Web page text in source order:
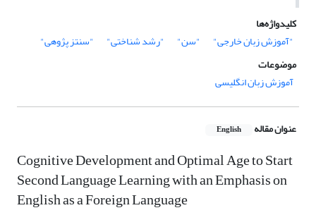
کلیدواژه‌ها
"آموزش زبان خارجی"
"سن" "رشد شناختی"
"سنتز پژوهی"
موضوعات
آموزش زبان انگلیسی
عنوان مقاله English
Cognitive Development and Optimal Age to Start
Second Language Learning with an Emphasis on
English as a Foreign Language